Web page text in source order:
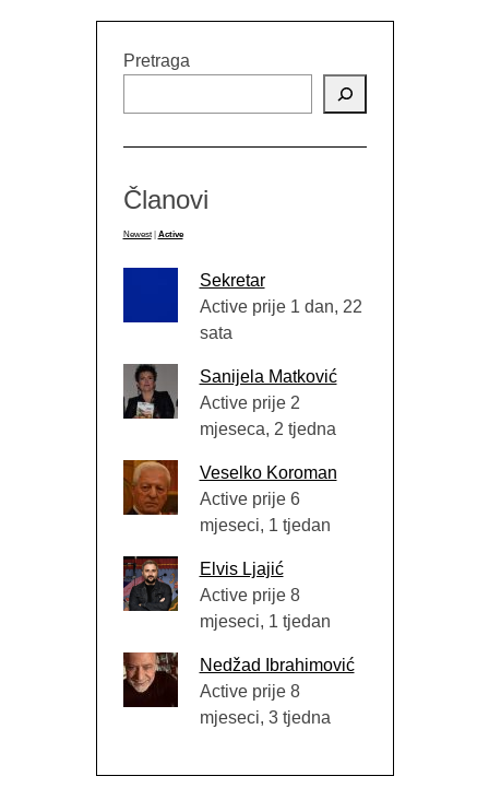
Pretraga
Članovi
Newest Active
Sekretar
Active prije 1 dan, 22
sata
Sanijela Matković
Active prije 2
mjeseca, 2 tjedna
Veselko Koroman
Active prije 6
mjeseci, 1 tjedan
Elvis Ljajić
Active prije 8
mjeseci, 1 tjedan
Nedžad Ibrahimović
Active prije 8
mjeseci, 3 tjedna